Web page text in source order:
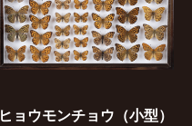
ヒョウモンチョウ（小型）